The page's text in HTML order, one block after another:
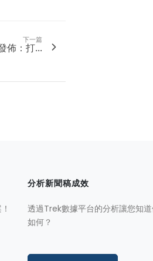
下一篇
佈：打...
分析新聞稿成效
透過Trek數據平台的分析讓您知
如何？